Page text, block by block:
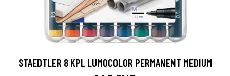
STAEDTLER 8 KPL LUMOCOLOR PERMANENT MEDIUM